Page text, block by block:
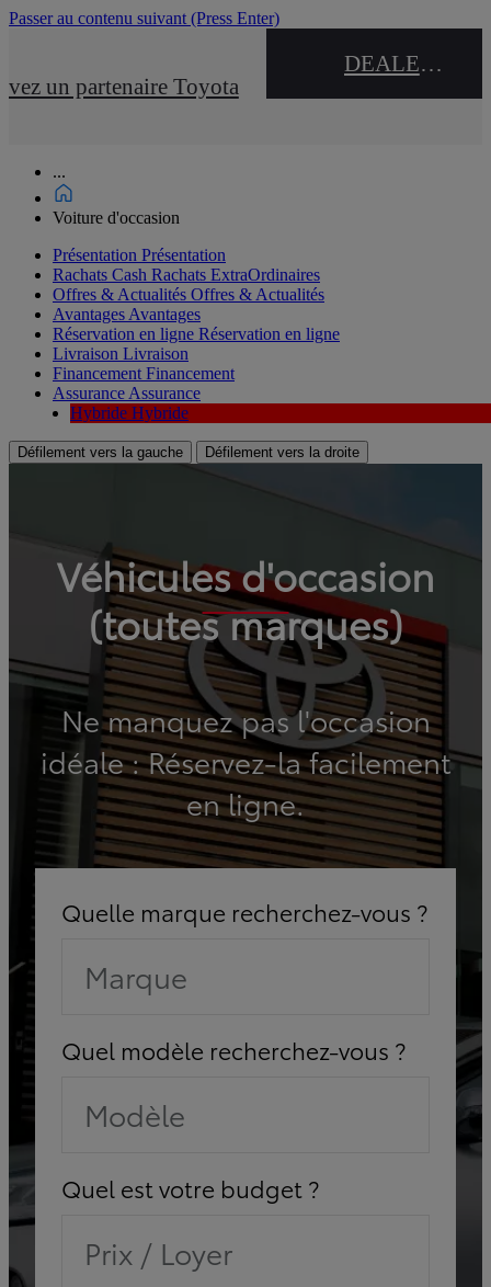
Passer au contenu suivant (Press Enter)
un partenaire Toyota
DEALER NAME
...
Voiture d'occasion
Présentation Présentation
Rachats Cash Rachats ExtraOrdinaires
Offres & Actualités Offres & Actualités
Avantages Avantages
Réservation en ligne Réservation en ligne
Livraison Livraison
Financement Financement
Assurance Assurance
Hybride Hybride
Défilement vers la gauche Défilement vers la droite
Véhicules d'occasion
(toutes marques)
Ne manquez pas l'occasion
idéale : Réservez-la facilement
en ligne.
Quelle marque recherchez-vous ?
Marque
Quel modèle recherchez-vous ?
Modèle
Quel est votre budget ?
Prix / Loyer